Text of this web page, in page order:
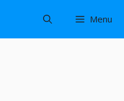
Menu